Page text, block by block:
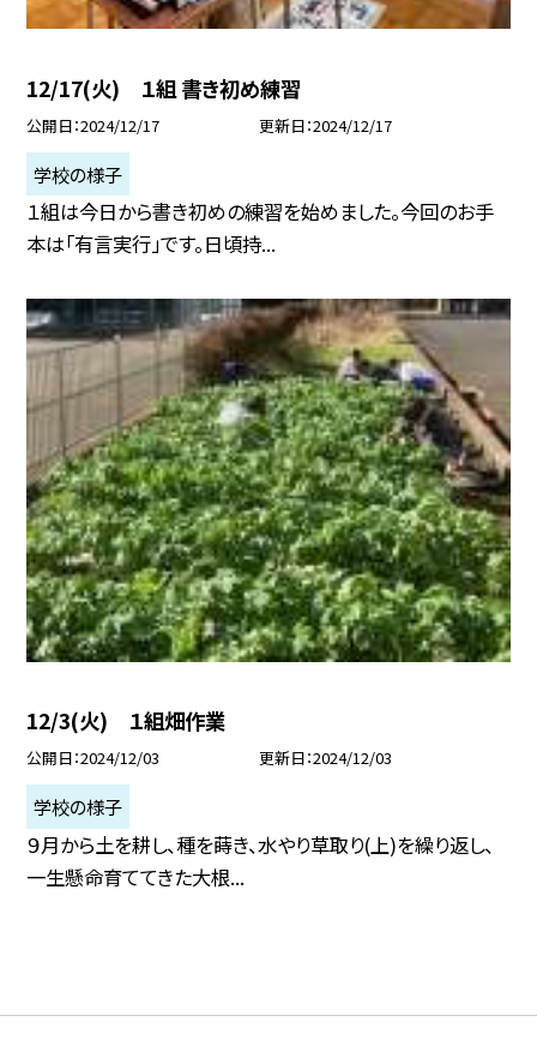
12/17(火) １組 書き初め練習
公開日 2024/12/17 更新日 2024/12/17
学校の様子
１組は今日から書き初めの練習を始めました。今回のお手
本は「有言実行」です。日頃持...
12/3(火) １組畑作業
公開日 2024/12/03 更新日 2024/12/03
学校の様子
９月から土を耕し、種を蒔き、水やり草取り(上)を繰り返し、
一生懸命育ててきた大根...